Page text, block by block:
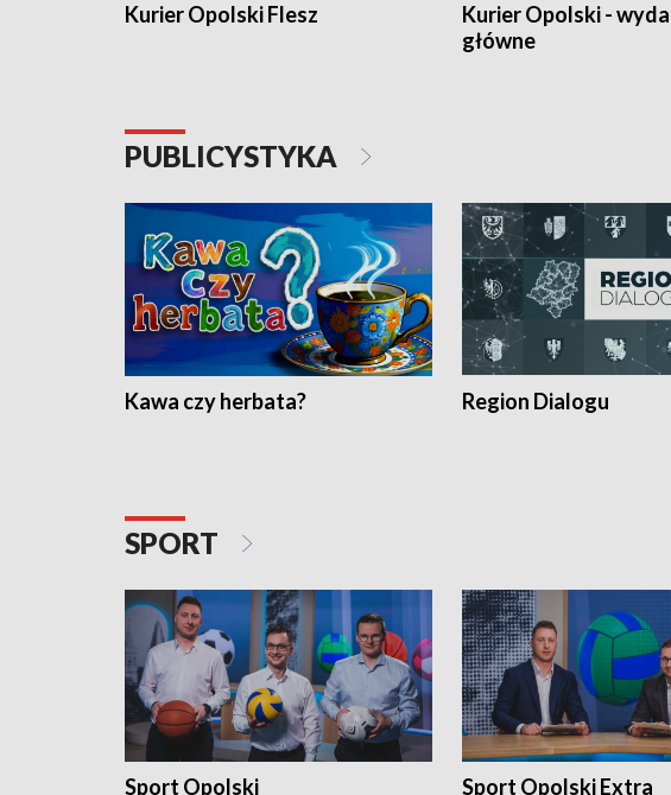
Kurier Opolski Flesz
Kurier Opolski -
główne
PUBLICYSTYKA
Kawa czy herbata? Region Dialogu
SPORT
Sport Opolski Sport Opolski Extra